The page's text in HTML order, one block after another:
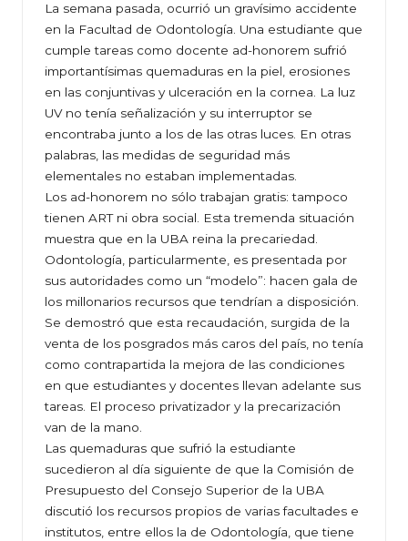
La semana pasada, ocurrió un gravísimo accidente
en la Facultad de Odontología. Una estudiante que
cumple tareas como docente ad-honorem sufrió
importantísimas quemaduras en la piel, erosiones
en las conjuntivas y ulceración en la cornea. La luz
UV no tenía señalización y su interruptor se
encontraba junto a los de las otras luces. En otras
palabras, las medidas de seguridad más
elementales no estaban implementadas.
Los ad-honorem no sólo trabajan gratis: tampoco
tienen ART ni obra social. Esta tremenda situación
muestra que en la UBA reina la precariedad.
Odontología, particularmente, es presentada por
sus autoridades como un “modelo”: hacen gala de
los millonarios recursos que tendrían a disposición.
Se demostró que esta recaudación, surgida de la
venta de los posgrados más caros del país, no tenía
como contrapartida la mejora de las condiciones
en que estudiantes y docentes llevan adelante sus
tareas. El proceso privatizador y la precarización
van de la mano.
Las quemaduras que sufrió la estudiante
sucedieron al día siguiente de que la Comisión de
Presupuesto del Consejo Superior de la UBA
discutió los recursos propios de varias facultades e
institutos, entre ellos la de Odontología, que tiene